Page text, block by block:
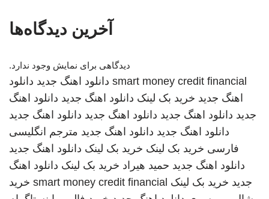
آخرین دیدگاه‌ها
دیدگاهی برای نمایش وجود ندارد.
smart money credit financial دانلود اهنگ جدید دانلود
اهنگ جدید خرید بک لینک دانلود اهنگ جدید دانلود اهنگ
جدید دانلود اهنگ جدید دانلود اهنگ جدید دانلود اهنگ جدید
دانلود اهنگ جدید دانلود اهنگ جدید مترجم انگلیسی
فارسی خرید بک لینک خرید بک لینک دانلود اهنگ جدید
دانلود اهنگ جدید حمید هیراد خرید بک لینک دانلود اهنگ
جدید خرید بک لینک smart money credit financial خرید